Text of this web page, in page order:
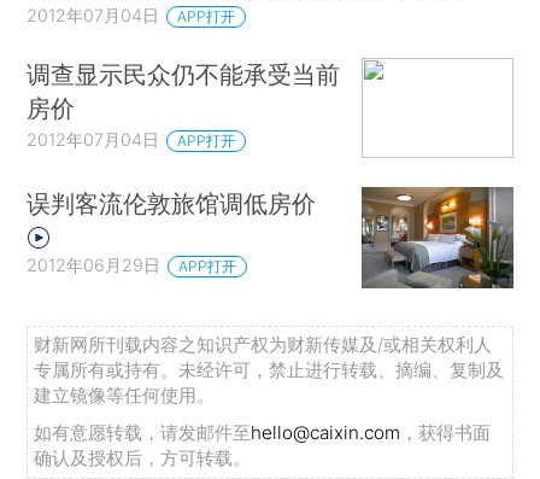
2012年07月04日 APP打开
调查显示民众仍不能承受当前
房价
2012年07月04日 APP打开
误判客流伦敦旅馆调低房价
2012年06月29日 APP打开
财新网所刊载内容之知识产权为财新传媒及/或相关权利人
专属所有或持有。未经许可，禁止进行转载、摘编、复制及
建立镜像等任何使用。
如有意愿转载，请发邮件至hello@caixin.com ，获得书面
确认及授权后，方可转载。